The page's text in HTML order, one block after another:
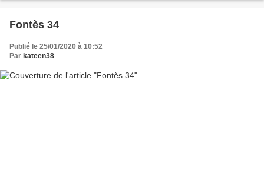
Fontès 34
Publié le 25/01/2020 à 10:52
Par kateen38